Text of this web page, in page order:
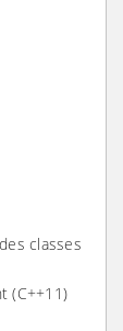
classes
(C++11)